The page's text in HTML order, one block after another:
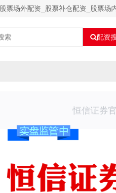
股票场外配资_股票补仓配资_股票场
配资
恒信证券